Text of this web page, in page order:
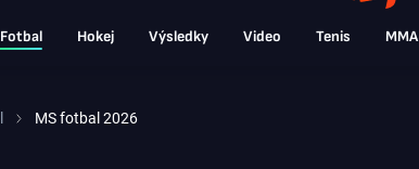
Fotbal Hokej Výsledky Video Tenis MMA
MS fotbal 2026